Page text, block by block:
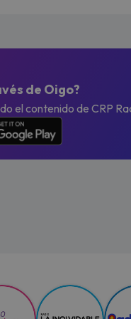
de Oigo?
el contenido de CRP